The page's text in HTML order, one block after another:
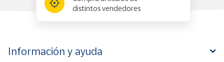
distintos vendedores
Información y ayuda